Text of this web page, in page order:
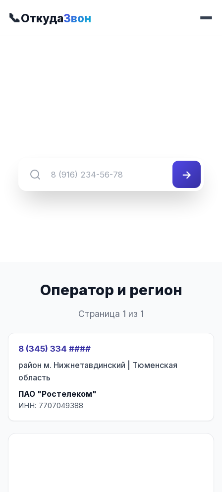
📞ОткудаЗвон
→
Оператор и регион
Страница 1 из 1
8 (345) 334 ####
район м. Нижнетавдинский | Тюменская
область
ПАО "Ростелеком"
ИНН: 7707049388